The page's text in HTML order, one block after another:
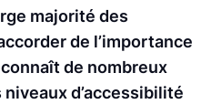
majorité des
de l’importance
de nombreux
d’accessibilité